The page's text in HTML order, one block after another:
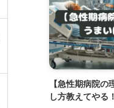
【急性期病院
し方教えてやる！